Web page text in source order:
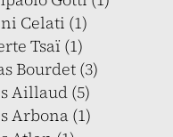
Celati (1)
Tsaï (1)
Bourdet (3)
Aillaud (5)
Arbona (1)